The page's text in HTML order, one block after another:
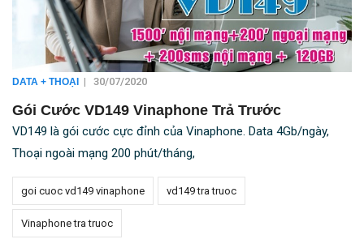
DATA + THOẠI | 30/07/2020
Gói Cước VD149 Vinaphone Trả Trước
VD149 là gói cước cực đỉnh của Vinaphone. Data 4Gb/ngày,
Thoại ngoài mạng 200 phút/tháng,
goi cuoc vd149 vinaphone vd149 tra truoc
Vinaphone tra truoc